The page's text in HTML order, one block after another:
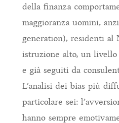
della finanza
maggioranza uomini,
generation), residenti al
istruzione alto, un
e già seguiti da
L’analisi dei bias più
particolare sei:
hanno sempre